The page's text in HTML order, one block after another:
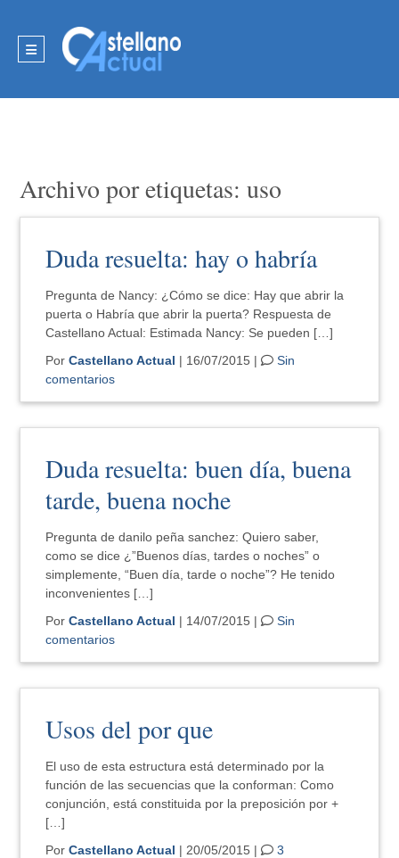
Archivo por etiquetas: uso
Duda resuelta: hay o habría
Pregunta de Nancy: ¿Cómo se dice: Hay que abrir la
puerta o Habría que abrir la puerta? Respuesta de
Castellano Actual: Estimada Nancy: Se pueden […]
PorCastellano Actual | 16/07/2015 |
Sin
comentarios
Duda resuelta: buen día, buena
tarde, buena noche
Pregunta de danilo peña sanchez: Quiero saber,
como se dice ¿”Buenos días, tardes o noches” o
simplemente, “Buen día, tarde o noche”? He tenido
inconvenientes […]
PorCastellano Actual | 14/07/2015 |
Sin
comentarios
Usos del por que
El uso de esta estructura está determinado por la
función de las secuencias que la conforman: Como
conjunción, está constituida por la preposición por +
[…]
PorCastellano Actual | 20/05/2015 |
3